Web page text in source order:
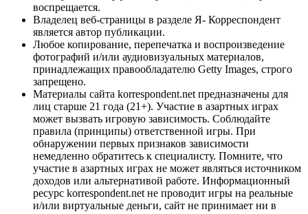
воспрещается.
Владелец веб-страницы в разделе Я- Корреспондент
является автор публикации.
Любое копирование, перепечатка и воспроизведение
фотографий и/или аудиовизуальных материалов,
принадлежащих правообладателю Getty Images, строго
запрещено.
Материалы сайта korrespondent.net предназначены для
лиц старше 21 года (21+). Участие в азартных играх
может вызвать игровую зависимость. Соблюдайте
правила (принципы) ответственной игры. При
обнаружении первых признаков зависимости
немедленно обратитесь к специалисту. Помните, что
участие в азартных играх не может являться источником
доходов или альтернативой работе. Информационный
ресурс korrespondent.net не проводит игры на реальные
и/или виртуальные деньги, сайт не принимает ни в